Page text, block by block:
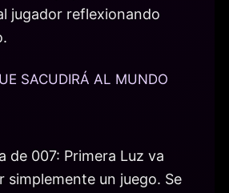
jugador reflexionando
SACUDIRÁ AL MUNDO
de 007: Primera Luz va
simplemente un juego. Se